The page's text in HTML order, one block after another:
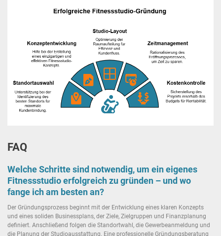
FAQ
Welche Schritte sind notwendig, um ein eigenes
Fitnessstudio erfolgreich zu gründen – und wo
fange ich am besten an?
Der Gründungsprozess beginnt mit der Entwicklung eines klaren Konzepts
und eines soliden Businessplans, der Ziele, Zielgruppen und Finanzplanung
definiert. Anschließend folgen die Standortwahl, die Gewerbeanmeldung und
die Planung der Studioausstattung. Eine professionelle Gründungsberatung